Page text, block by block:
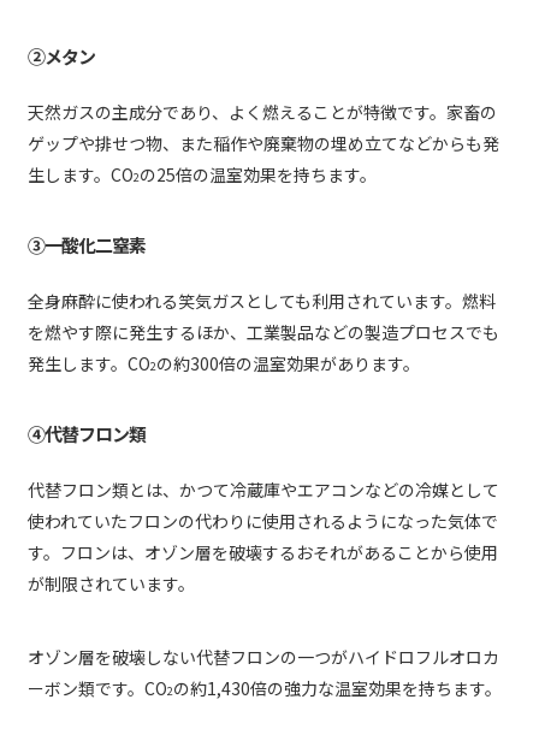
②メタン
天然ガスの主成分であり、よく燃えることが特徴です。家畜の
ゲップや排せつ物、また稲作や廃棄物の埋め立てなどからも発
生します。CO2の25倍の温室効果を持ちます。
③一酸化二窒素
全身麻酔に使われる笑気ガスとしても利用されています。燃料
を燃やす際に発生するほか、工業製品などの製造プロセスでも
発生します。CO2の約300倍の温室効果があります。
④代替フロン類
代替フロン類とは、かつて冷蔵庫やエアコンなどの冷媒として
使われていたフロンの代わりに使用されるようになった気体で
す。フロンは、オゾン層を破壊するおそれがあることから使用
が制限されています。
オゾン層を破壊しない代替フロンの一つがハイドロフルオロカ
ーボン類です。CO2の約1,430倍の強力な温室効果を持ちます。